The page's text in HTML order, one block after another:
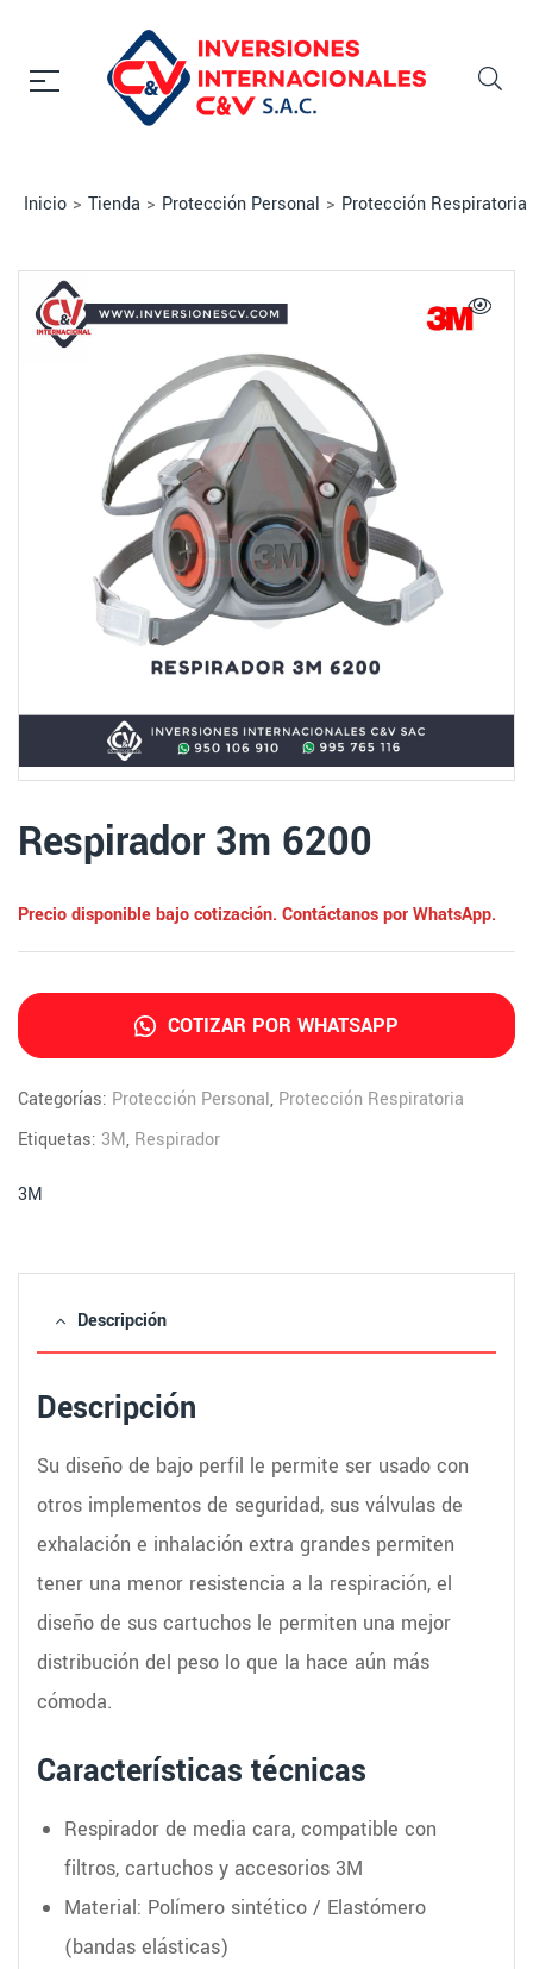
Inicio > Tienda > Protección Personal > Protección Respiratoria
Respirador 3m 6200
Precio disponible bajo cotización. Contáctanos por WhatsApp.
COTIZAR POR WHATSAPP
Categorías: Protección Personal, Protección Respiratoria
Etiquetas: 3M, Respirador
3M
Descripción
Descripción
Su diseño de bajo perfil le permite ser usado con
otros implementos de seguridad, sus válvulas de
exhalación e inhalación extra grandes permiten
tener una menor resistencia a la respiración, el
diseño de sus cartuchos le permiten una mejor
distribución del peso lo que la hace aún más
cómoda.
Características técnicas
Respirador de media cara, compatible con
filtros, cartuchos y accesorios 3M
Material: Polímero sintético / Elastómero
(bandas elásticas)